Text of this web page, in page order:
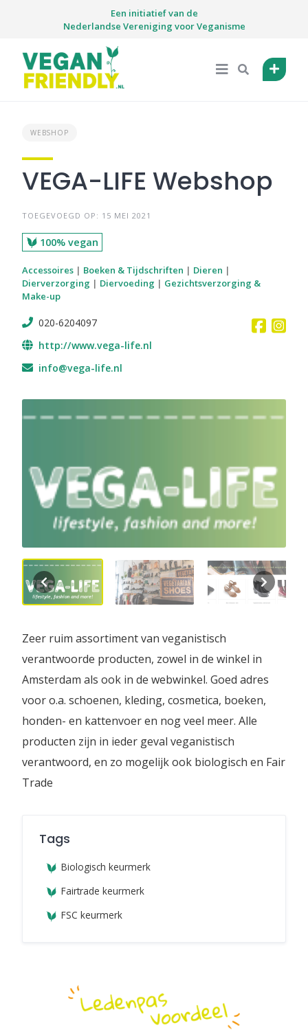
Een initiatief van de
Nederlandse Vereniging voor Veganisme
WEBSHOP
VEGA-LIFE Webshop
TOEGEVOEGD OP: 15 MEI 2021
100% vegan
Accessoires | Boeken & Tijdschriften | Dieren |
Dierverzorging | Diervoeding | Gezichtsverzorging &
Make-up
020-6204097
http://www.vega-life.nl
info@vega-life.nl
Zeer ruim assortiment van veganistisch
verantwoorde producten, zowel in de winkel in
Amsterdam als ook in de webwinkel. Goed adres
voor o.a. schoenen, kleding, cosmetica, boeken,
honden- en kattenvoer en nog veel meer. Alle
producten zijn in ieder geval veganistisch
verantwoord, en zo mogelijk ook biologisch en Fair
Trade
Tags
Biologisch keurmerk
Fairtrade keurmerk
FSC keurmerk